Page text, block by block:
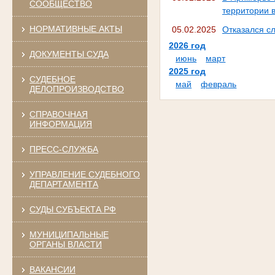
СООБЩЕСТВО
НОРМАТИВНЫЕ АКТЫ
ДОКУМЕНТЫ СУДА
СУДЕБНОЕ
ДЕЛОПРОИЗВОДСТВО
СПРАВОЧНАЯ
ИНФОРМАЦИЯ
ПРЕСС-СЛУЖБА
УПРАВЛЕНИЕ СУДЕБНОГО
ДЕПАРТАМЕНТА
СУДЫ СУБЪЕКТА РФ
МУНИЦИПАЛЬНЫЕ
ОРГАНЫ ВЛАСТИ
ВАКАНСИИ
территории
05.02.2025
Отказался
2026 год
июнь
март
2025 год
май
февраль